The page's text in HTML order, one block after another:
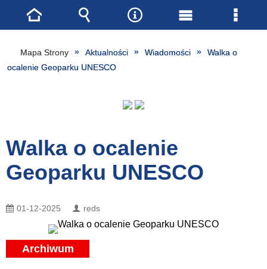
Mapa Strony Aktualności Wiadomości
Walka o
ocalenie Geoparku UNESCO
Walka o ocalenie
Geoparku UNESCO
01-12-2025 reds
Archiwum
Strona
główna
Wyszukiwarka
NarzędziaMenu
główne
Menu